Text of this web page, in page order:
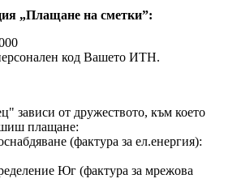
„Плащане на сметки”:
код Вашето ИТН.
зависи от дружеството, към което
плащане:
(фактура за ел.енергия):
Юг (фактура за мрежова